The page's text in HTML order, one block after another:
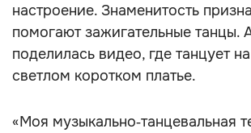
настроение. Знаменитость
помогают зажигательные танцы.
поделилась видео, где танцует
светлом коротком платье.
«Моя музыкально‑танцевальная